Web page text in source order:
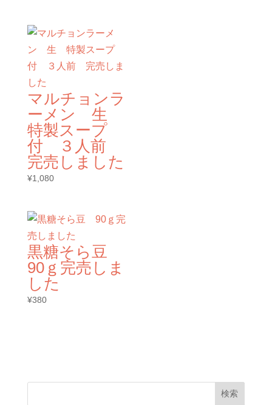
マルチョンラ
ーメン 生
特製スープ
付 ３人前
完売しました
¥1,080
黒糖そら豆
90ｇ完売しま
した
¥380